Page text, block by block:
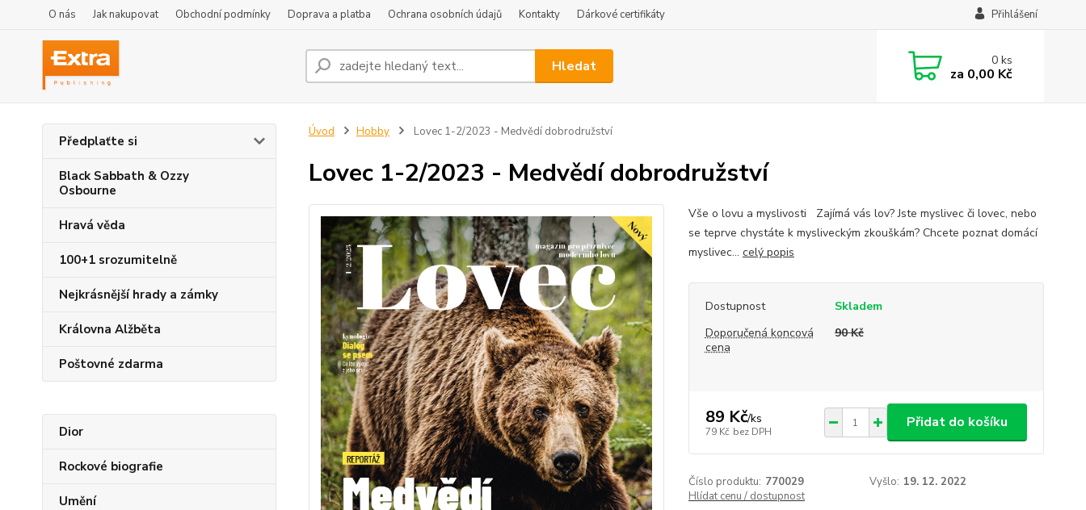
O nás Jak nakupovat Obchodní podmínky Doprava a platba Ochrana osobních údajů Kontakty Dárkové certifikáty Přihlášení
Hledat 0ks
za 0,00 Kč
Předplaťte si
Black Sabbath & Ozzy
Osbourne
Hravá věda
100+1 srozumitelně
Nejkrásnější hrady a zámky
Královna Alžběta
Poštovné zdarma
Dior
Rockové biografie
Umění
Úvod Hobby Lovec 1-2/2023 - Medvědí dobrodružství
Lovec 1-2/2023 - Medvědí dobrodružství
Vše o lovu a myslivosti Zajímá vás lov? Jste myslivec či lovec, nebo
se teprve chystáte k mysliveckým zkouškám? Chcete poznat domácí
myslivec... celý popis
Dostupnost
Skladem
Doporučená koncová
cena
90 Kč
89 Kč/ks
79 Kč bez DPH
Přidat do košíku
Číslo produktu: 770029 Vyšlo: 19. 12. 2022
Hlídat cenu / dostupnost